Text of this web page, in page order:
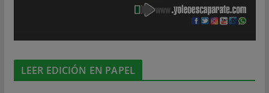
LEER EDICIÓN EN PAPEL